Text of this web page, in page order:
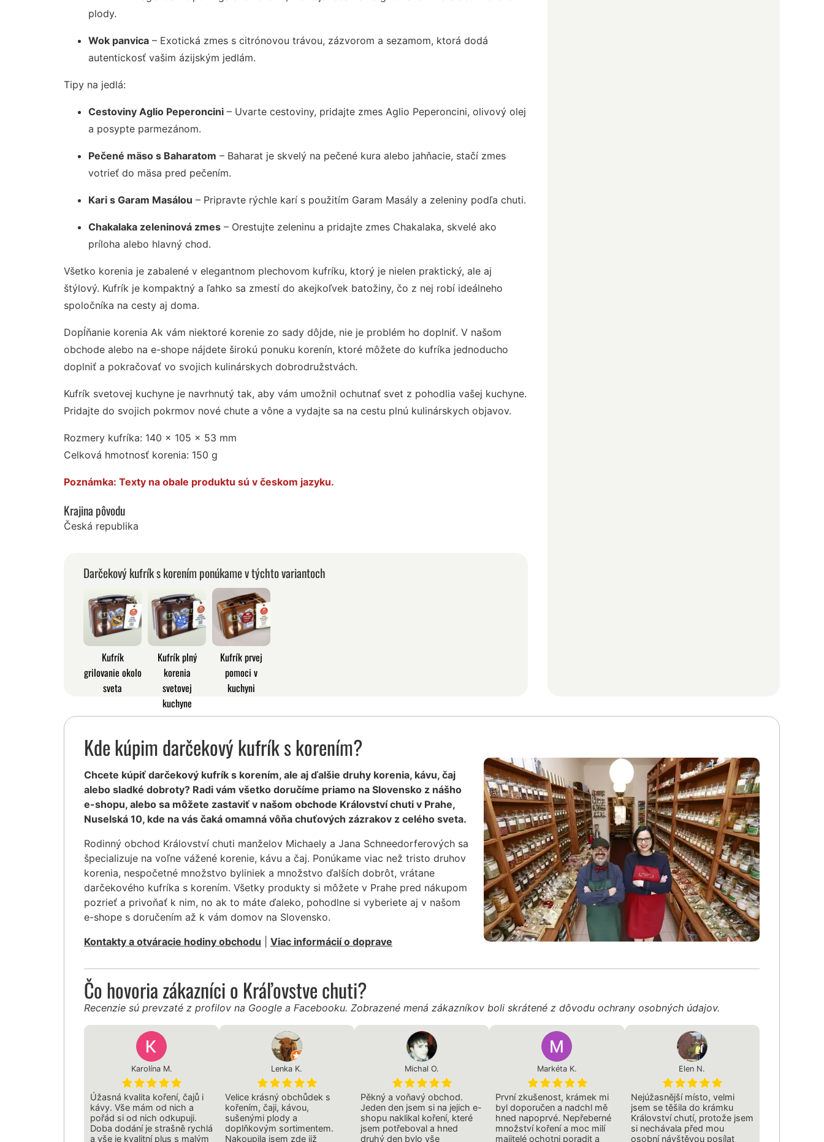
plody.
Wok panvica – Exotická zmes s citrónovou trávou, zázvorom a sezamom, ktorá dodá
autentickosť vašim ázijským jedlám.
Tipy na jedlá:
Cestoviny Aglio Peperoncini – Uvarte cestoviny, pridajte zmes Aglio Peperoncini, olivový olej
a posypte parmezánom.
Pečené mäso s Baharatom – Baharat je skvelý na pečené kura alebo jahňacie, stačí zmes
votrieť do mäsa pred pečením.
Kari s Garam Masálou – Pripravte rýchle karí s použitím Garam Masály a zeleniny podľa chuti.
Chakalaka zeleninová zmes – Orestujte zeleninu a pridajte zmes Chakalaka, skvelé ako
príloha alebo hlavný chod.
Všetko korenia je zabalené v elegantnom plechovom kufríku, ktorý je nielen praktický, ale aj
štýlový. Kufrík je kompaktný a ľahko sa zmestí do akejkoľvek batožiny, čo z nej robí ideálneho
spoločníka na cesty aj doma.
Dopĺňanie korenia Ak vám niektoré korenie zo sady dôjde, nie je problém ho doplniť. V našom
obchode alebo na e-shope nájdete širokú ponuku korenín, ktoré môžete do kufríka jednoducho
doplniť a pokračovať vo svojich kulinárskych dobrodružstvách.
Kufrík svetovej kuchyne je navrhnutý tak, aby vám umožnil ochutnať svet z pohodlia vašej kuchyne.
Pridajte do svojich pokrmov nové chute a vône a vydajte sa na cestu plnú kulinárskych objavov.
Rozmery kufríka: 140 x 105 x 53 mm
Celková hmotnosť korenia: 150 g
Poznámka: Texty na obale produktu sú v českom jazyku.
Krajina pôvodu
Česká republika
Darčekový kufrík s korením ponúkame v týchto variantoch
Kufrík
grilovanie okolo
sveta
Kufrík plný
korenia
svetovej
kuchyne
Kufrík prvej
pomoci v
kuchyni
Kde kúpim darčekový kufrík s korením?
Chcete kúpiť darčekový kufrík s korením, ale aj ďalšie druhy korenia, kávu, čaj
alebo sladké dobroty? Radi vám všetko doručíme priamo na Slovensko z nášho
e-shopu, alebo sa môžete zastaviť v našom obchode Království chuti v Prahe,
Nuselská 10, kde na vás čaká omamná vôňa chuťových zázrakov z celého sveta.
Rodinný obchod Království chuti manželov Michaely a Jana Schneedorferových sa
špecializuje na voľne vážené korenie, kávu a čaj. Ponúkame viac než tristo druhov
korenia, nespočetné množstvo byliniek a množstvo ďalších dobrôt, vrátane
darčekového kufríka s korením. Všetky produkty si môžete v Prahe pred nákupom
pozrieť a privoňať k nim, no ak to máte ďaleko, pohodlne si vyberiete aj v našom
e-shope s doručením až k vám domov na Slovensko.
Kontakty a otváracie hodiny obchodu
Viac informácií o doprave
Čo hovoria zákazníci o Kráľovstve chuti?
Recenzie sú prevzaté z profilov na Google a Facebooku. Zobrazené mená zákazníkov boli skrátené z dôvodu ochrany osobných údajov.
Karolína M.
Úžasná kvalita koření, čajů i
kávy. Vše mám od nich a
pořád si od nich odkupuji.
Doba dodání je strašně rychlá
a vše je kvalitní plus s malým
Lenka K.
Velice krásný obchůdek s
kořením, čaji, kávou,
sušenými plody a
doplňkovým sortimentem.
Nakoupila jsem zde již
Michal O.
Pěkný a voňavý obchod.
Jeden den jsem si na jejich e-
shopu naklikal koření, které
jsem potřeboval a hned
druhý den bylo vše
Markéta K.
První zkušenost, krámek mi
byl doporučen a nadchl mě
hned napoprvé. Nepřeberné
množství koření a moc milí
majitelé ochotni poradit a
Elen N.
Nejúžasnější místo, velmi
jsem se těšila do krámku
Království chutí, protože jsem
si nechávala před mou
osobní návštěvou posílat